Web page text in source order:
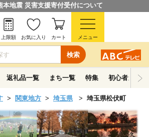
本地震 災害支援寄付受付について
検索
上限額 お気に入り カート メニュー
返礼品一覧 まち一覧 特集 初心者ガイド
関東地方 埼玉県 埼玉県松伏町